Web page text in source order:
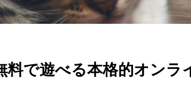
料で遊べる本格的オンラ